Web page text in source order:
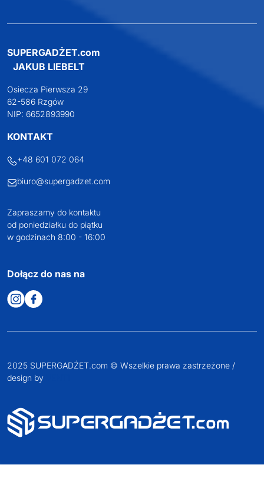
SUPERGADŻET.com
JAKUB LIEBELT
Osiecza Pierwsza 29
62-586 Rzgów
NIP: 6652893990
KONTAKT
+48 601 072 064
biuro@supergadzet.com
Zapraszamy do kontaktu
od poniedziałku do piątku
w godzinach 8:00 - 16:00
Dołącz do nas na
2025 SUPERGADŻET.com © Wszelkie prawa zastrzeżone /
design by